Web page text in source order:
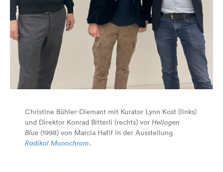
Christine Bühler-Diemant mit Kurator Lynn Kost (links)
und Direktor Konrad Bitterli (rechts) vor Heliogen
Blue (1998) von Marcia Hafif in der Ausstellung
Radikal Monochrom.